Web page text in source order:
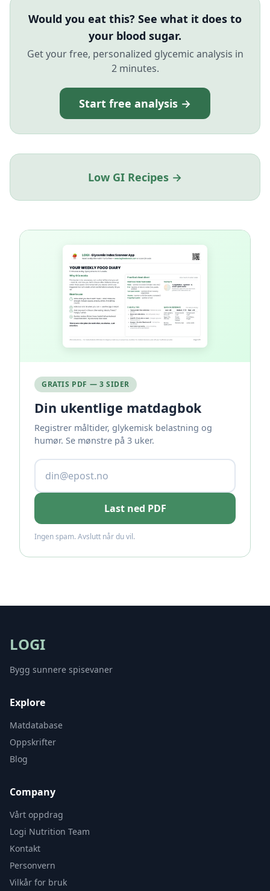
Would you eat this? See what it does to
your blood sugar.
Get your free, personalized glycemic analysis in
2 minutes.
Start free analysis →
Low GI Recipes →
GRATIS PDF — 3 SIDER
Din ukentlige matdagbok
Registrer måltider, glykemisk belastning og
humør. Se mønstre på 3 uker.
Last ned PDF
Ingen spam. Avslutt når du vil.
LOGI
Bygg sunnere spisevaner
Explore
Matdatabase
Oppskrifter
Blog
Company
Vårt oppdrag
Logi Nutrition Team
Kontakt
Personvern
Vilkår for bruk